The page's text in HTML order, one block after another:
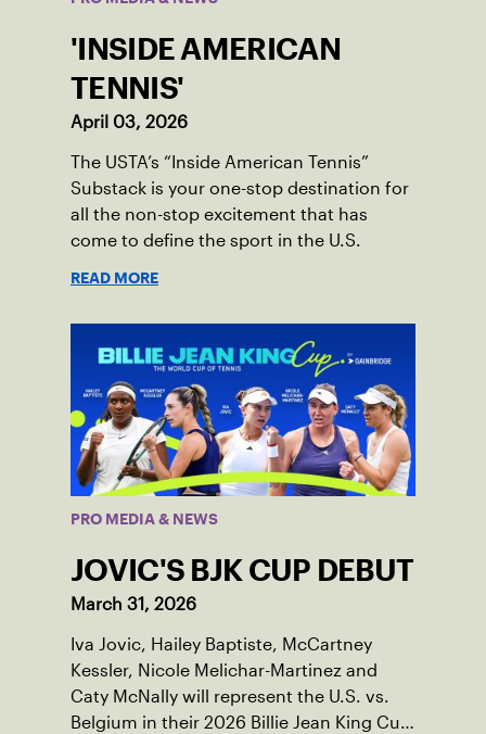
'INSIDE AMERICAN
TENNIS'
April 03, 2026
The USTA’s “Inside American Tennis”
Substack is your one-stop destination for
all the non-stop excitement that has
come to define the sport in the U.S.
READ MORE
PRO MEDIA & NEWS
JOVIC'S BJK CUP DEBUT
March 31, 2026
Iva Jovic, Hailey Baptiste, McCartney
Kessler, Nicole Melichar-Martinez and
Caty McNally will represent the U.S. vs.
Belgium in their 2026 Billie Jean King Cup